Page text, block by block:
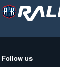
Follow us